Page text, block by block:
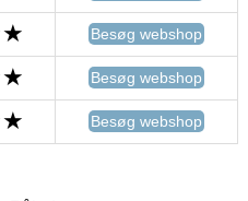
Besøg webshop
Besøg webshop
Besøg webshop